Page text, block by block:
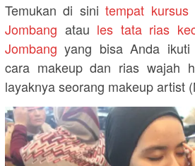
Temukan di sinitempat
Jombang atau les tata rias
Jombang yang bisa Anda
cara makeup dan rias wajah
layaknya seorang makeup artist